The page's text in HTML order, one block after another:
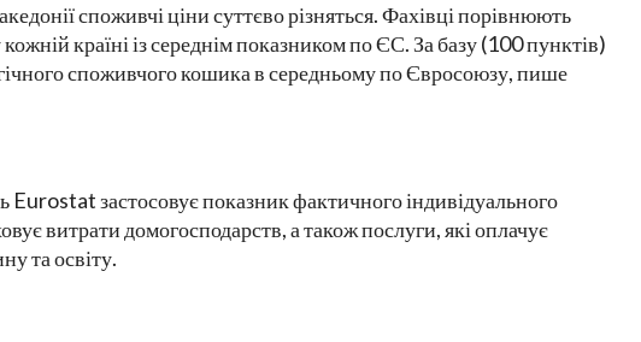
споживчі ціни суттєво різняться. Фахівці порівнюють
кожній країні із середнім показником по ЄС. За базу (100 пунктів)
споживчого кошика в середньому по Євросоюзу, пише
Eurostat застосовує показник фактичного індивідуального
витрати домогосподарств, а також послуги, які оплачує
та освіту.